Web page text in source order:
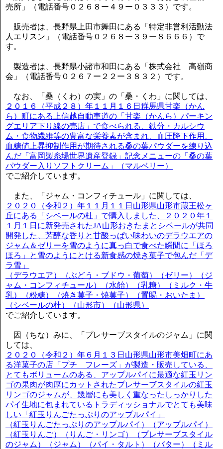
売所」（電話番号０２６８ー４９ー０３３３）です。
販売者は、長野県上田市舞田にある「特定非営利活動法
人エリスン」（電話番号０２６８ー３９ー８６６６）で
す。
製造者は、長野県小諸市和田にある「株式会社 高嶺商
会」（電話番号０２６７ー２２ー３８３２）です。
なお、「桑（くわ）の実」の「桑・くわ」に関しては、
２０１６（平成２８）年１１月１６日群馬県甘楽（かん
ら）町にある上信越自動車道の「甘楽（かんら）パーキン
グエリア下り線の売店」で食べられる、鉄分・カルシウ
ム・食物繊維等の豊富な栄養素が含まれ、血圧降下作用、
血糖値上昇抑制作用が期待される桑の葉パウダーを練り込
んだ「富岡製糸場世界遺産登録」記念メニューの「桑の葉
パウダー入りソフトクリーム」（マルベリー）
でご紹介しています。
また、「ジャム・コンフィチュール」に関しては、
２０２０（令和２）年１１月１１日山形県山形市蔵王松ヶ
丘にある「シベールの杜」で購入しました、２０２０年１
１月１日に新発売されたJA山形おきたまとシベールが共同
開発した、芳醇な香りと甘酸っぱい味わいのデラウエアの
ジャム＆ゼリーを雪のように真っ白で食べた瞬間に「ほろ
ほろ」と雪のようにとける新食感の焼き菓子で包んだ「デ
ラ雪」
（デラウエア）（ぶどう・ブドウ・葡萄）（ゼリー）（ジ
ャム・コンフィチュール）（水飴）（乳糖）（ミルク・牛
乳）（粉糖）（焼き菓子・焼菓子）（置賜・おいたま）
（シベールの杜）（山形市）（山形県）
でご紹介しています。
因（ちな）みに、「プレサーブスタイルのジャム」に関
しては、
２０２０（令和２）年６月１３日山形県山形市美畑町にあ
る洋菓子の店「プチ フレーズ」が製造・販売している、
とてもボリュームのある、アップルパイに最適な紅玉リン
ゴの果肉が肉厚にカットされたプレサーブスタイルの紅玉
リンゴのジャムが、幾層にも美しく重なったしっかりした
パイ生地に包まれているトラディッショナルでとても美味
しい「紅玉りんごたっぷりのアップルパイ」
（紅玉りんごたっぷりのアップルパイ）（アップルパイ）
（紅玉りんご）（りんご・リンゴ）（プレサーブスタイル
のジャム）（ジャム）（パイ・タルト）（バター）（ミル